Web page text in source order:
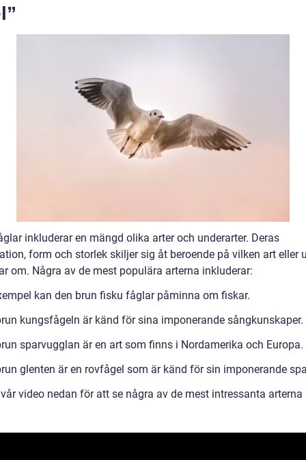
inkluderar en mängd olika arter och underarter. Deras
form och storlek skiljer sig åt beroende på vilken art eller
om. Några av de mest populära arterna inkluderar:
kan den brun fisku fåglar påminna om fiskar.
kungsfågeln är känd för sina imponerande sångkunskaper.
sparvugglan är en art som finns i Nordamerika och Europa.
glenten är en rovfågel som är känd för sin imponerande
video nedan för att se några av de mest intressanta arterna